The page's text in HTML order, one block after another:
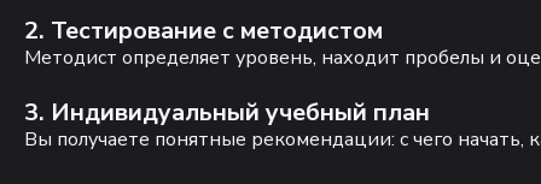
2. Тестирование с методистом
Методист определяет уровень, находит пробелы и
3. Индивидуальный учебный план
Вы получаете понятные рекомендации: с чего начать,